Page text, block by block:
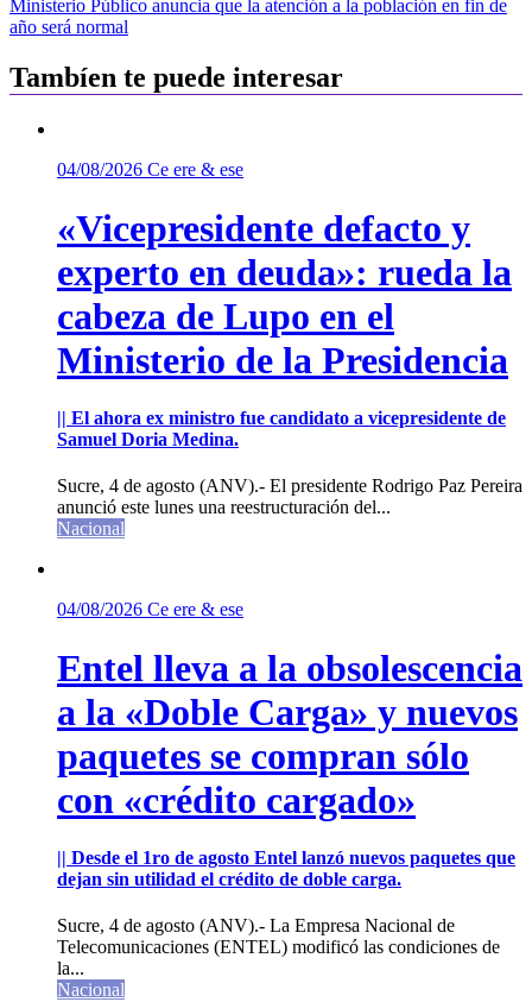
entradas
Ministerio Público anuncia que la atención a la población en fin de
año será normal
Tambíen te puede interesar
04/08/2026 Ce ere & ese
«Vicepresidente defacto y
experto en deuda»: rueda la
cabeza de Lupo en el
Ministerio de la Presidencia
|| El ahora ex ministro fue candidato a vicepresidente de
Samuel Doria Medina.
Sucre, 4 de agosto (ANV).- El presidente Rodrigo Paz Pereira
anunció este lunes una reestructuración del...
Nacional
04/08/2026 Ce ere & ese
Entel lleva a la obsolescencia
a la «Doble Carga» y nuevos
paquetes se compran sólo
con «crédito cargado»
|| Desde el 1ro de agosto Entel lanzó nuevos paquetes que
dejan sin utilidad el crédito de doble carga.
Sucre, 4 de agosto (ANV).- La Empresa Nacional de
Telecomunicaciones (ENTEL) modificó las condiciones de
la...
Nacional